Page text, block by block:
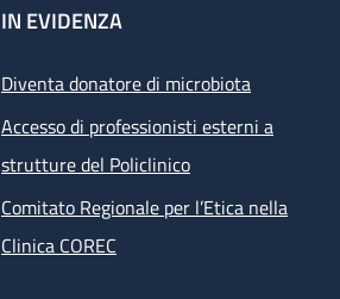
IN EVIDENZA
Diventa donatore di microbiota
Accesso di professionisti esterni a
strutture del Policlinico
Comitato Regionale per l’Etica nella
Clinica COREC